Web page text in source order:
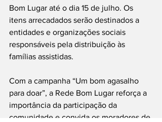
Bom Lugar até o dia 15 de julho. Os
itens arrecadados serão destinados a
entidades e organizações sociais
responsáveis pela distribuição às
famílias assistidas.
Com a campanha “Um bom agasalho
para doar”, a Rede Bom Lugar reforça a
importância da participação da
comunidade e convida os moradores de